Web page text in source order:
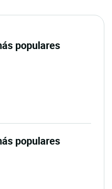
populares
populares